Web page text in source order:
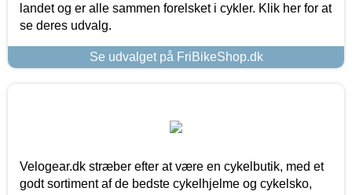
landet og er alle sammen forelsket i cykler. Klik her for at
se deres udvalg.
Se udvalget på FriBikeShop.dk
Velogear.dk stræber efter at være en cykelbutik, med et
godt sortiment af de bedste cykelhjelme og cykelsko,